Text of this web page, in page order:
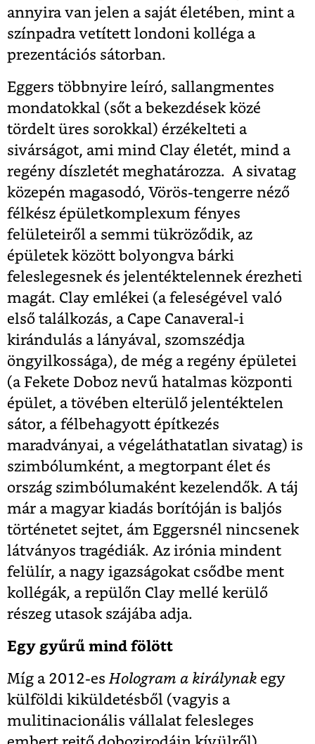
annyira van jelen a saját életében, mint a
színpadra vetített londoni kolléga a
prezentációs sátorban.
Eggers többnyire leíró, sallangmentes
mondatokkal (sőt a bekezdések közé
tördelt üres sorokkal) érzékelteti a
sivárságot, ami mind Clay életét, mind a
regény díszletét meghatározza. A sivatag
közepén magasodó, Vörös-tengerre néző
félkész épületkomplexum fényes
felületeiről a semmi tükröződik, az
épületek között bolyongva bárki
feleslegesnek és jelentéktelennek érezheti
magát. Clay emlékei (a feleségével való
első találkozás, a Cape Canaveral-i
kirándulás a lányával, szomszédja
öngyilkossága), de még a regény épületei
(a Fekete Doboz nevű hatalmas központi
épület, a tövében elterülő jelentéktelen
sátor, a félbehagyott építkezés
maradványai, a végeláthatatlan sivatag) is
szimbólumként, a megtorpant élet és
ország szimbólumaként kezelendők. A táj
már a magyar kiadás borítóján is baljós
történetet sejtet, ám Eggersnél nincsenek
látványos tragédiák. Az irónia mindent
felülír, a nagy igazságokat csődbe ment
kollégák, a repülőn Clay mellé kerülő
részeg utasok szájába adja.
Egy gyűrű mind fölött
Míg a 2012-es Hologram a királynak egy
külföldi kiküldetésből (vagyis a
mulitinacionális vállalat felesleges